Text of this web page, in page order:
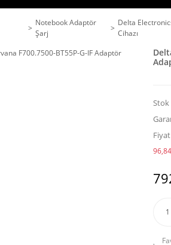
Notebook Adaptör
Şarj
Delta
Cihazı
Stok
Fiyat